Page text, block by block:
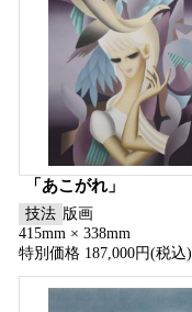
「あこがれ」
技法 版画
415mm × 338mm
特別価格 187,000円(税込)